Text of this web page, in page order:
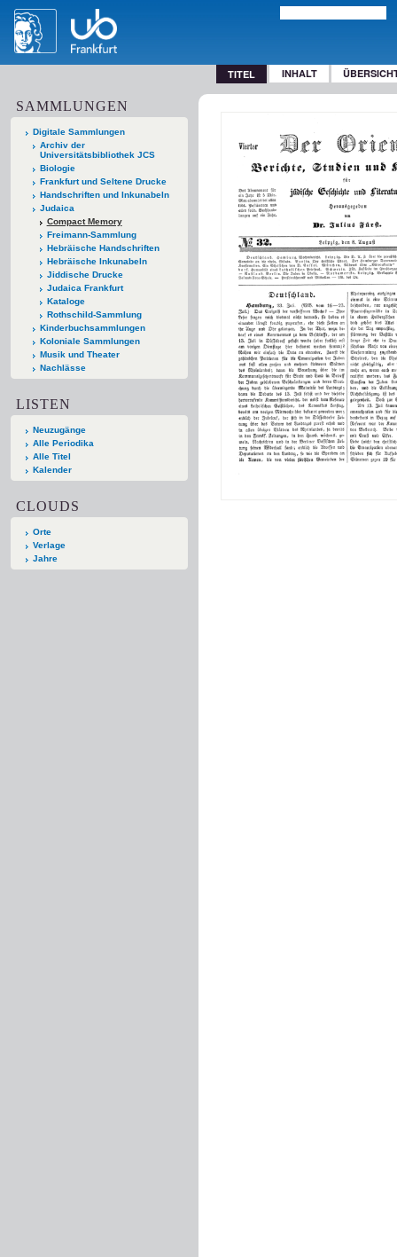
TITEL INHALT
SAMMLUNGEN
Digitale Sammlungen
Archiv der
Universitätsbibliothek JCS
Biologie
Frankfurt und Seltene Drucke
Handschriften und Inkunabeln
Judaica
Compact Memory
Freimann-Sammlung
Hebräische Handschriften
Hebräische Inkunabeln
Jiddische Drucke
Judaica Frankfurt
Kataloge
Rothschild-Sammlung
Kinderbuchsammlungen
Koloniale Sammlungen
Musik und Theater
Nachlässe
LISTEN
Neuzugänge
Alle Periodika
Alle Titel
Kalender
CLOUDS
Orte
Verlage
Jahre